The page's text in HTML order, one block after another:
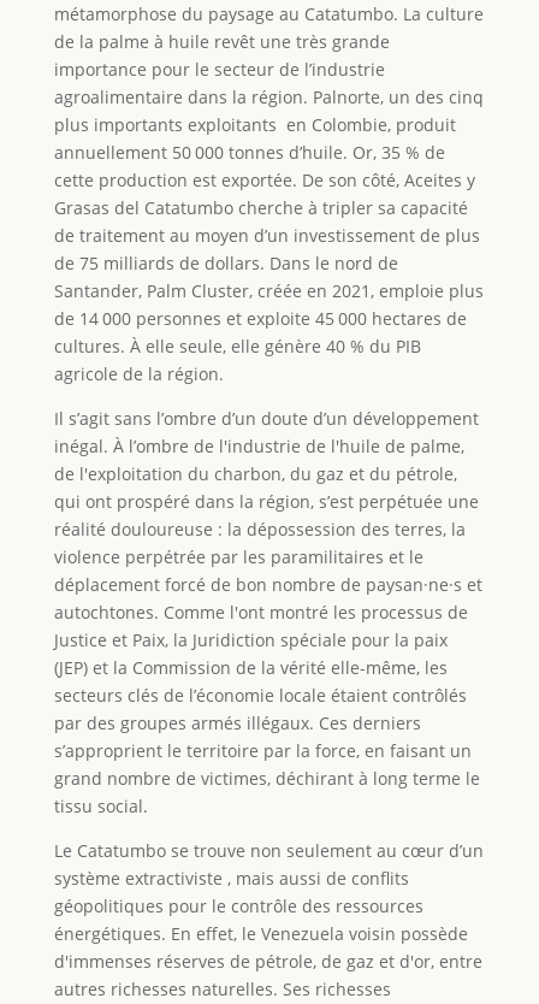
métamorphose du paysage au Catatumbo. La culture
de la palme à huile revêt une très grande
importance pour le secteur de l’industrie
agroalimentaire dans la région. Palnorte, un des cinq
plus importants exploitants en Colombie, produit
annuellement 50 000 tonnes d’huile. Or, 35 % de
cette production est exportée. De son côté, Aceites y
Grasas del Catatumbo cherche à tripler sa capacité
de traitement au moyen d’un investissement de plus
de 75 milliards de dollars. Dans le nord de
Santander, Palm Cluster, créée en 2021, emploie plus
de 14 000 personnes et exploite 45 000 hectares de
cultures. À elle seule, elle génère 40 % du PIB
agricole de la région.
Il s’agit sans l’ombre d’un doute d’un développement
inégal. À l’ombre de l'industrie de l'huile de palme,
de l'exploitation du charbon, du gaz et du pétrole,
qui ont prospéré dans la région, s’est perpétuée une
réalité douloureuse : la dépossession des terres, la
violence perpétrée par les paramilitaires et le
déplacement forcé de bon nombre de paysan·ne·s et
autochtones. Comme l'ont montré les processus de
Justice et Paix, la Juridiction spéciale pour la paix
(JEP) et la Commission de la vérité elle-même, les
secteurs clés de l’économie locale étaient contrôlés
par des groupes armés illégaux. Ces derniers
s’approprient le territoire par la force, en faisant un
grand nombre de victimes, déchirant à long terme le
tissu social.
Le Catatumbo se trouve non seulement au cœur d’un
système extractiviste , mais aussi de conflits
géopolitiques pour le contrôle des ressources
énergétiques. En effet, le Venezuela voisin possède
d'immenses réserves de pétrole, de gaz et d'or, entre
autres richesses naturelles. Ses richesses